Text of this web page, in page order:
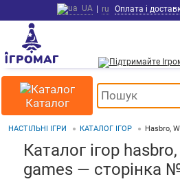
UA | ru Оплата і
Каталог
НАСТІЛЬНІ ІГРИ КАТАЛОГ ІГОР Hasbro,
Каталог ігор
games — сторінка